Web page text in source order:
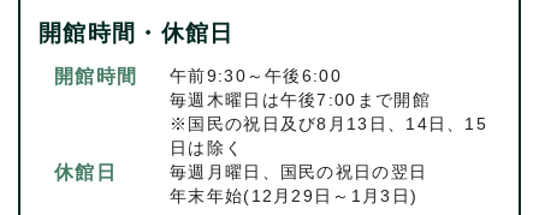
開館時間・休館日
開館時間
午前9:30～午後6:00
毎週木曜日は午後7:00まで開館
※国民の祝日及び8月13日、14日、15
日は除く
休館日
毎週月曜日、国民の祝日の翌日
年末年始(12月29日～1月3日)